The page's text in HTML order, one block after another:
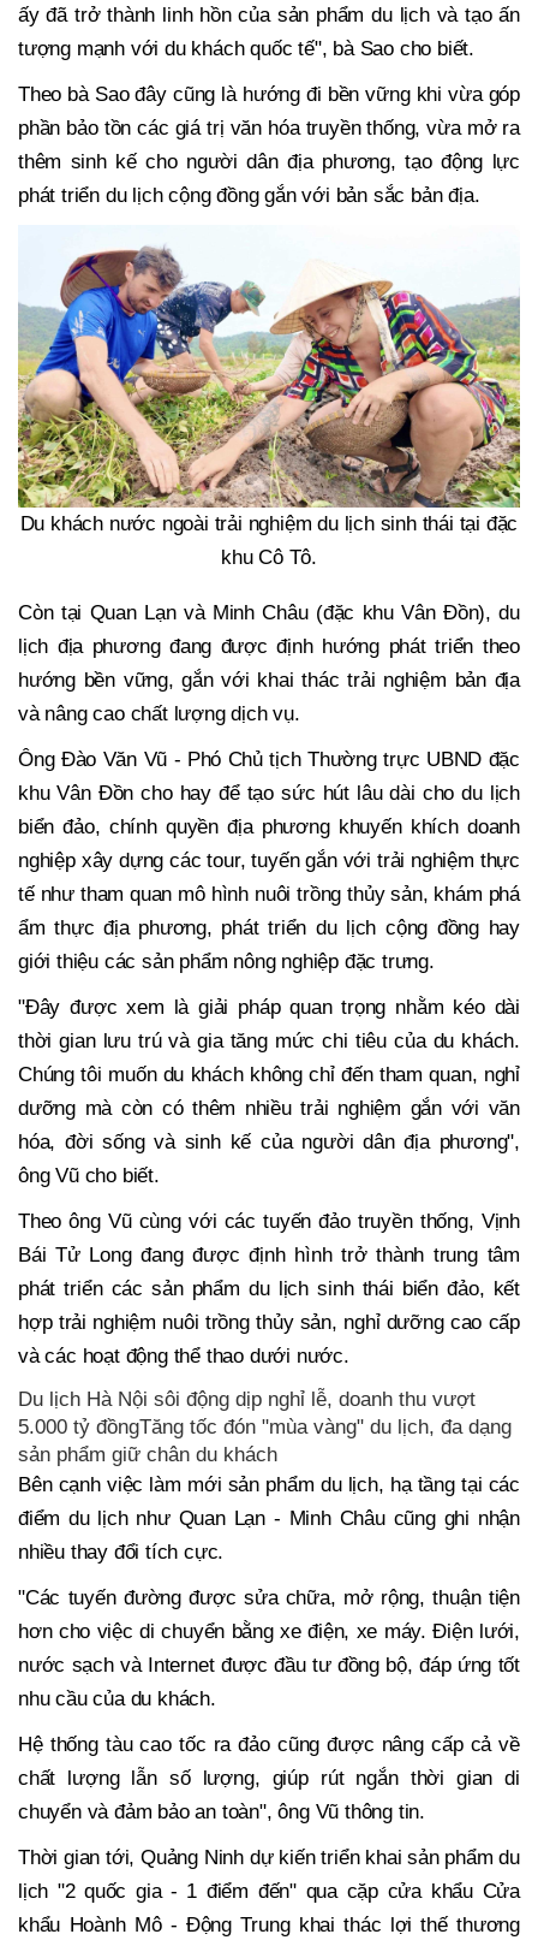
ấy đã trở thành linh hồn của sản phẩm du lịch và tạo ấn
tượng mạnh với du khách quốc tế", bà Sao cho biết.
Theo bà Sao đây cũng là hướng đi bền vững khi vừa góp
phần bảo tồn các giá trị văn hóa truyền thống, vừa mở ra
thêm sinh kế cho người dân địa phương, tạo động lực
phát triển du lịch cộng đồng gắn với bản sắc bản địa.
Du khách nước ngoài trải nghiệm du lịch sinh thái tại đặc
khu Cô Tô.
Còn tại Quan Lạn và Minh Châu (đặc khu Vân Đồn), du
lịch địa phương đang được định hướng phát triển theo
hướng bền vững, gắn với khai thác trải nghiệm bản địa
và nâng cao chất lượng dịch vụ.
Ông Đào Văn Vũ - Phó Chủ tịch Thường trực UBND đặc
khu Vân Đồn cho hay để tạo sức hút lâu dài cho du lịch
biển đảo, chính quyền địa phương khuyến khích doanh
nghiệp xây dựng các tour, tuyến gắn với trải nghiệm thực
tế như tham quan mô hình nuôi trồng thủy sản, khám phá
ẩm thực địa phương, phát triển du lịch cộng đồng hay
giới thiệu các sản phẩm nông nghiệp đặc trưng.
"Đây được xem là giải pháp quan trọng nhằm kéo dài
thời gian lưu trú và gia tăng mức chi tiêu của du khách.
Chúng tôi muốn du khách không chỉ đến tham quan, nghỉ
dưỡng mà còn có thêm nhiều trải nghiệm gắn với văn
hóa, đời sống và sinh kế của người dân địa phương",
ông Vũ cho biết.
Theo ông Vũ cùng với các tuyến đảo truyền thống, Vịnh
Bái Tử Long đang được định hình trở thành trung tâm
phát triển các sản phẩm du lịch sinh thái biển đảo, kết
hợp trải nghiệm nuôi trồng thủy sản, nghỉ dưỡng cao cấp
và các hoạt động thể thao dưới nước.
Du lịch Hà Nội sôi động dịp nghỉ lễ, doanh thu vượt
5.000 tỷ đồngTăng tốc đón "mùa vàng" du lịch, đa dạng
sản phẩm giữ chân du khách
Bên cạnh việc làm mới sản phẩm du lịch, hạ tầng tại các
điểm du lịch như Quan Lạn - Minh Châu cũng ghi nhận
nhiều thay đổi tích cực.
"Các tuyến đường được sửa chữa, mở rộng, thuận tiện
hơn cho việc di chuyển bằng xe điện, xe máy. Điện lưới,
nước sạch và Internet được đầu tư đồng bộ, đáp ứng tốt
nhu cầu của du khách.
Hệ thống tàu cao tốc ra đảo cũng được nâng cấp cả về
chất lượng lẫn số lượng, giúp rút ngắn thời gian di
chuyển và đảm bảo an toàn", ông Vũ thông tin.
Thời gian tới, Quảng Ninh dự kiến triển khai sản phẩm du
lịch "2 quốc gia - 1 điểm đến" qua cặp cửa khẩu Cửa
khẩu Hoành Mô - Động Trung khai thác lợi thế thương